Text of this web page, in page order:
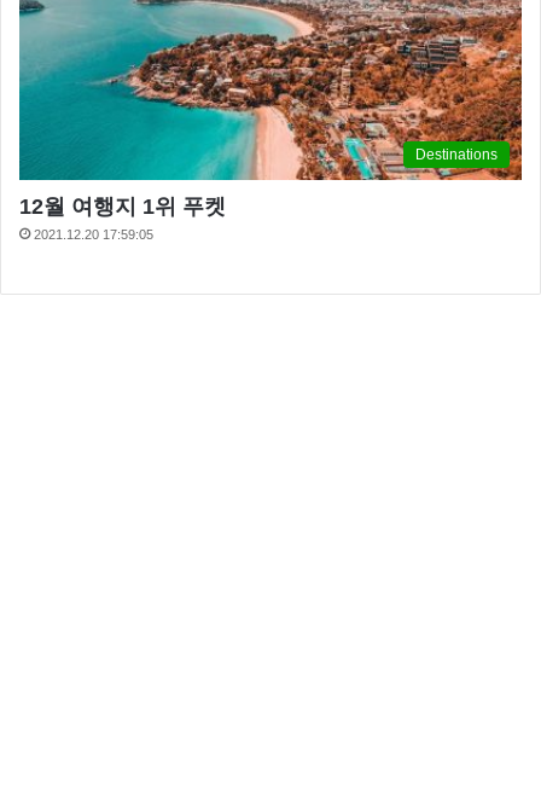
Destinations
12월 여행지 1위 푸켓
2021.12.20 17:59:05